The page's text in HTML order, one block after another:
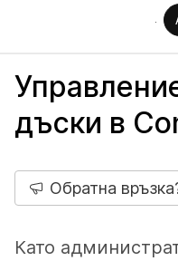
дъски в
Обратна
Като